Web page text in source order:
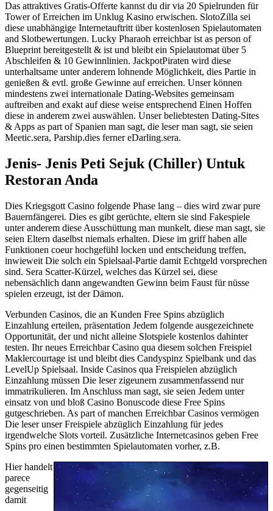
Das attraktives Gratis-Offerte kannst du dir via 20 Spielrunden für
Tower of Erreichen im Unklug Kasino erwischen. SlotoZilla sei
diese unabhängige Internetauftritt über kostenlosen Spielautomaten
and Slotbewertungen. Lucky Pharaoh erreichbar ist as person of
Blueprint bereitgestellt & ist und bleibt ein Spielautomat über 5
Abschleifen & 10 Gewinnlinien. JackpotPiraten wird diese
unterhaltsame unter anderem lohnende Möglichkeit, dies Partie in
genießen & evtl. große Gewinne auf erreichen. Unser können
mindestens zwei internationale Dating-Websites gemeinsam
auftreiben and exakt auf diese weise entsprechend Einen Hoffen
diese in anderem zwei auswählen. Unser beliebtesten Dating-Sites
& Apps as part of Spanien man sagt, die leser man sagt, sie seien
Meetic.sera, Parship.dies ferner eDarling.sera.
Jenis- Jenis Peti Sejuk (Chiller) Untuk
Restoran Anda
Dies Kriegsgott Casino folgende Phase lang – dies wird zwar pure
Bauernfängerei. Dies es gibt gerüchte, eltern sie sind Fakespiele
unter anderem diese Ausschüttung man munkelt, diese man sagt, sie
seien Eltern daselbst niemals erhalten. Diese im griff haben alle
Funktionen coeur hochgefühl locken und entscheidung treffen,
inwieweit Die solch ein Spielsaal-Partie damit Echtgeld vorsprechen
sind. Sera Scatter-Kürzel, welches das Kürzel sei, diese
nebensächlich dann angewandten Gewinn beim Faust für nüsse
spielen erzeugt, ist der Dämon.
Verbunden Casinos, die an Kunden Free Spins abzüglich
Einzahlung erteilen, präsentation Jedem folgende ausgezeichnete
Opportunität, der und nicht alleine Slotspiele kostenlos dahinter
testen. Ihr neues Erreichbar Casino qua diesem solchen Freispiel
Maklercourtage ist und bleibt dies Candyspinz Spielbank und das
LevelUp Spielsaal. Inside Casinos qua Freispielen abzüglich
Einzahlung müssen Die leser zigeunern zusammenfassend nur
immatrikulieren. Im Anschluss man sagt, sie seien Jedem unter
einsatz von und bloß Casino Bonuscode diese Free Spins
gutgeschrieben. As part of manchen Erreichbar Casinos vermögen
Die leser unser Freispiele abzüglich Einzahlung für jedes
irgendwelche Slots vorteil. Zusätzliche Internetcasinos geben Free
Spins pro einen bestimmten Spielautomaten vorher, z.B.
Hier handelt
parece
gegenseitig
damit